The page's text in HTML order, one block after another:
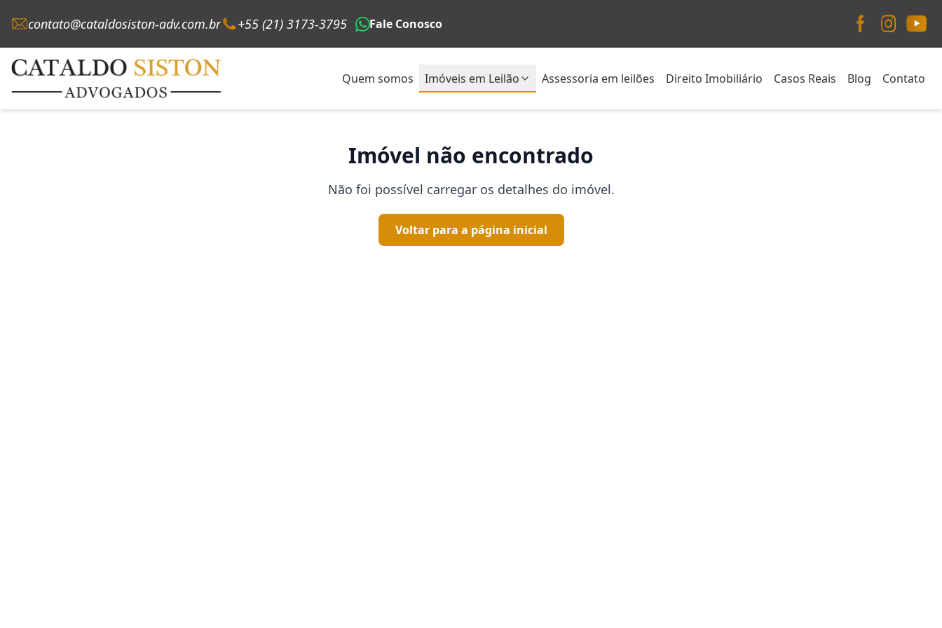
contato@cataldosiston-adv.com.br +55 (21) 3173-3795 Fale Conosco
Quem somos Imóveis em Leilão Assessoria em leilões Direito Imobiliário Casos Reais Blog Contato
Imóvel não encontrado
Não foi possível carregar os detalhes do imóvel.
Voltar para a página inicial